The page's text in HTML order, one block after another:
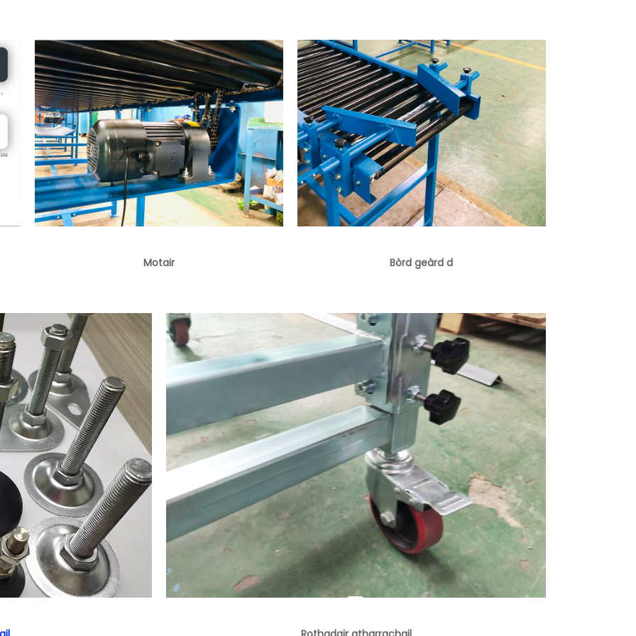
Motair Bòrd geàrd d